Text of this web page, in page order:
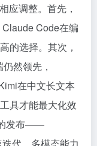
应调整。首先，
Code在编
的选择。其次，
然领先，
在中文长文本
具才能最大化效
发布——
代，多模态能力